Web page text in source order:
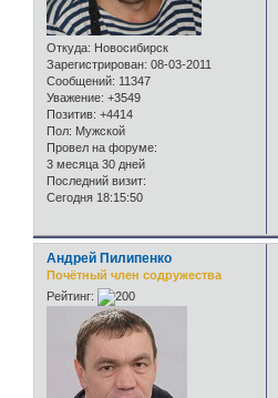
Откуда: Новосибирск
Зарегистрирован: 08-03-2011
Сообщений: 11347
Уважение: +3549
Позитив: +4414
Пол: Мужской
Провел на форуме:
3 месяца 30 дней
Последний визит:
Сегодня 18:15:50
Андрей Пилипенко
Почётный член содружества
Рейтинг: